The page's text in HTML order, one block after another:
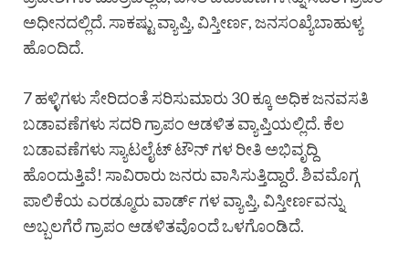
ಅಧೀನದಲ್ಲಿದೆ. ಸಾಕಷ್ಟು ವ್ಯಾಪ್ತಿ, ವಿಸ್ತೀರ್ಣ, ಜನಸಂಖ್ಯೆಬಾಹುಳ್ಯ
ಹೊಂದಿದೆ.
7 ಹಳ್ಳಿಗಳು ಸೇರಿದಂತೆ ಸರಿಸುಮಾರು 30 ಕ್ಕೂ ಅಧಿಕ ಜನವಸತಿ
ಬಡಾವಣೆಗಳು ಸದರಿ ಗ್ರಾಪಂ ಆಡಳಿತ ವ್ಯಾಪ್ತಿಯಲ್ಲಿದೆ. ಕೆಲ
ಬಡಾವಣೆಗಳು ಸ್ಯಾಟಲೈಟ್ ಟೌನ್ ಗಳ ರೀತಿ ಅಭಿವೃದ್ದಿ
ಹೊಂದುತ್ತಿವೆ! ಸಾವಿರಾರು ಜನರು ವಾಸಿಸುತ್ತಿದ್ದಾರೆ. ಶಿವಮೊಗ್ಗ
ಪಾಲಿಕೆಯ ಎರಡ್ಮೂರು ವಾರ್ಡ್ ಗಳ ವ್ಯಾಪ್ತಿ, ವಿಸ್ತೀರ್ಣವನ್ನು
ಅಬ್ಬಲಗೆರೆ ಗ್ರಾಪಂ ಆಡಳಿತವೊಂದೆ ಒಳಗೊಂಡಿದೆ.